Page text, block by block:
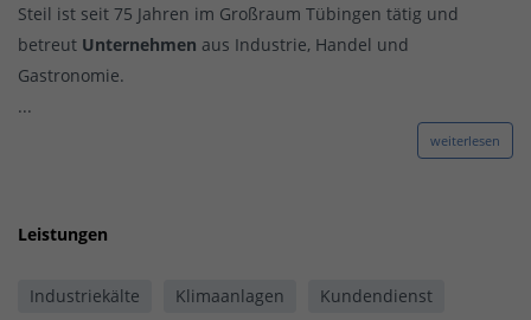
Steil ist seit 75 Jahren im Großraum Tübingen tätig und
betreut Unternehmen aus Industrie, Handel und
Gastronomie.
...
weiterlesen
Leistungen
Industriekälte Klimaanlagen
Kundendienst